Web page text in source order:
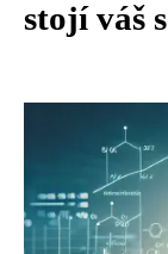
stojí váš